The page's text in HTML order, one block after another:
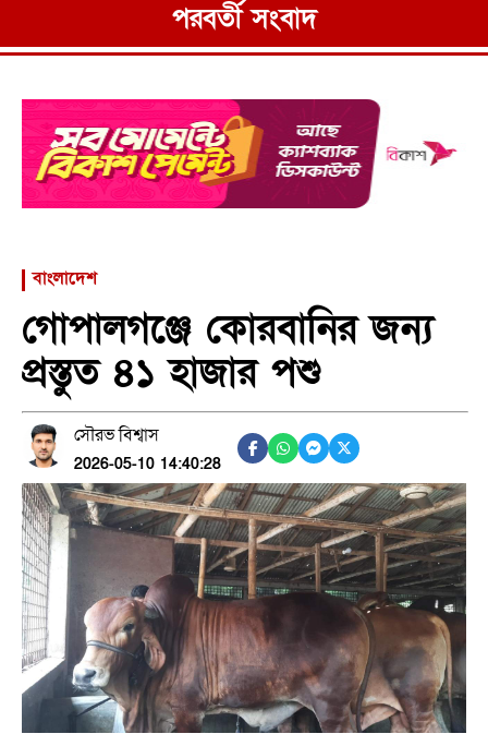
পরবর্তী সংবাদ
বাংলাদেশ
গোপালগঞ্জে কোরবানির জন্য
প্রস্তুত ৪১ হাজার পশু
সৌরভ বিশ্বাস
2026-05-10 14:40:28